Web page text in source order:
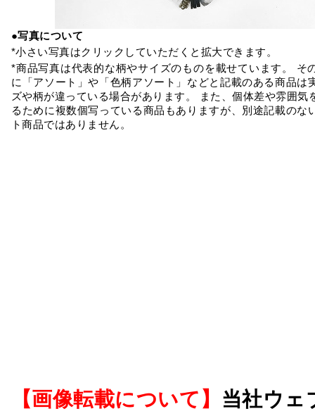
●写真について
*小さい写真はクリックしていただくと拡大できます。
*商品写真は代表的な柄やサイズのものを載せています。 そ
に「アソート」や「色柄アソート」などと記載のある商品は
ズや柄が違っている場合があります。 また、個体差や雰囲気
るために複数個写っている商品もありますが、別途記載のな
ト商品ではありません。
【画像転載について】 当社ウェ